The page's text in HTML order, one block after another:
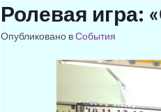
Ролевая игра:
Опубликовано вСобытия